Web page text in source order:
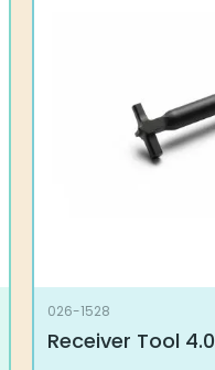
026-1528
Receiver Tool 4.0